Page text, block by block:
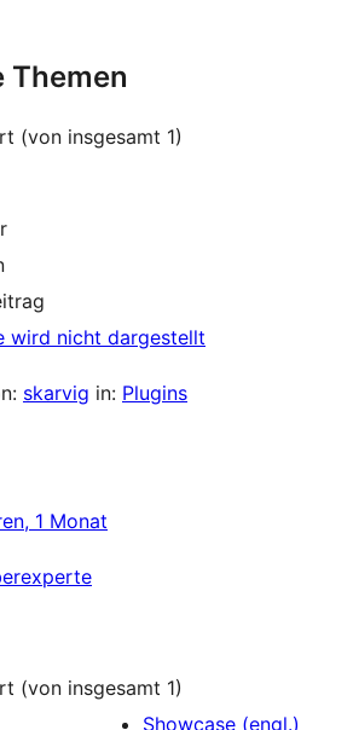
Themen
(von insgesamt 1)
wird nicht dargestellt
skarvig in: Plugins
1 Monat
(von insgesamt 1)
Showcase (engl.)